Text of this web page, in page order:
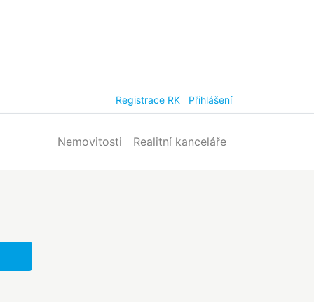
Registrace RK Přihlášení
Nemovitosti Realitní kanceláře